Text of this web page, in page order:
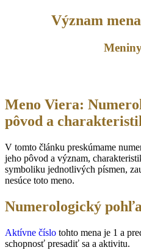
Význam
Meno Viera:
pôvod a
V tomto článku preskúmame
jeho pôvod a význam,
symboliku jednotlivých písmen,
nesúce toto meno.
Numerologický
Aktívne číslo tohto mena je 1 a
schopnosť presadiť sa a aktivitu.